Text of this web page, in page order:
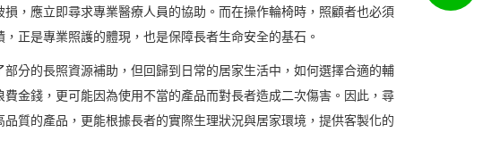
，應立即尋求專業醫療人員的協助。而在操作輪椅時，照顧者也必須
正是專業照護的體現，也是保障長者生命安全的基石。
分的長照資源補助，但回歸到日常的居家生活中，如何選擇合適的輔
金錢，更可能因為使用不當的產品而對長者造成二次傷害。因此，尋
質的產品，更能根據長者的實際生理狀況與居家環境，提供客製化的